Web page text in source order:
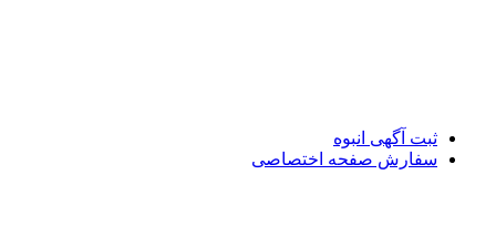
آگهی انبوه
صفحه اختصاصی